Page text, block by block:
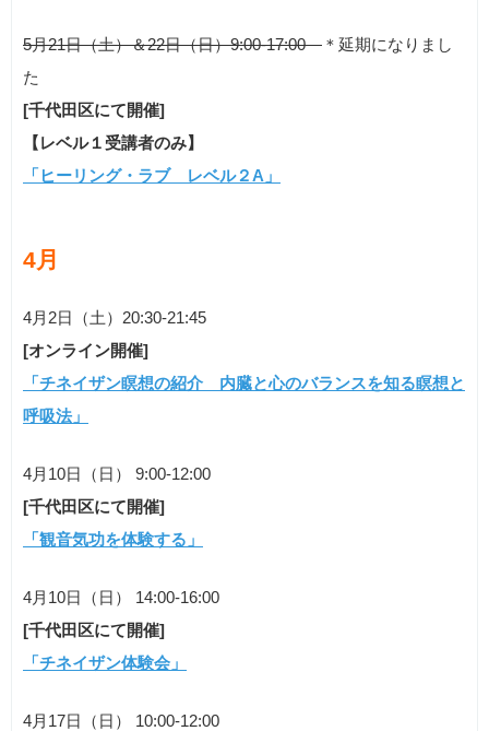
5月21日（土）＆22日（日）9:00-17:00 ＊延期になりまし
た
[千代田区にて開催]
【レベル１受講者のみ】
「ヒーリング・ラブ レベル２A」
4月
4月2日（土）20:30-21:45
[オンライン開催]
「チネイザン瞑想の紹介 内臓と心のバランスを知る瞑想と
呼吸法」
4月10日（日） 9:00-12:00
[千代田区にて開催]
「観音気功を体験する」
4月10日（日） 14:00-16:00
[千代田区にて開催]
「チネイザン体験会」
4月17日（日） 10:00-12:00